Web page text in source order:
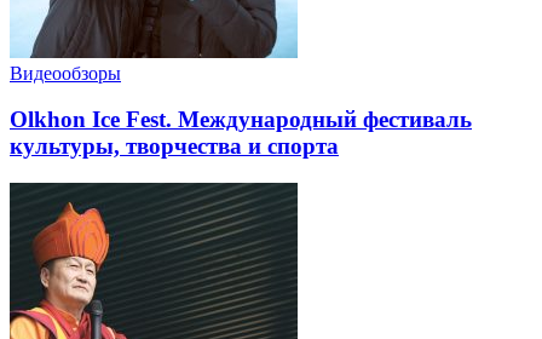
Видеообзоры
Olkhon Ice Fest. Международный фестиваль
культуры, творчества и спорта